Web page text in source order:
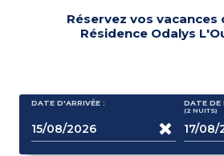
Réservez vos
Résidence Odalys
DATE D'ARRIVÉE : DATE DE
(2 NUITS)